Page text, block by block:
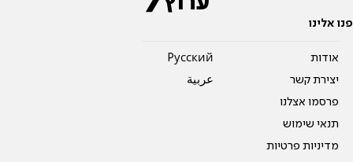
פנו אלינו
אודות
יצירת קשר
פרסמו אצלנו
תנאי שימוש
מדיניות פרטיות
Pусский
عربية